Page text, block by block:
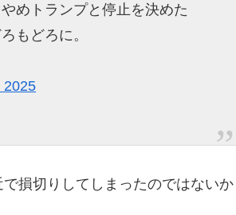
めトランプと停止を決めた
もどろに。
2025
損切りしてしまったのではないか